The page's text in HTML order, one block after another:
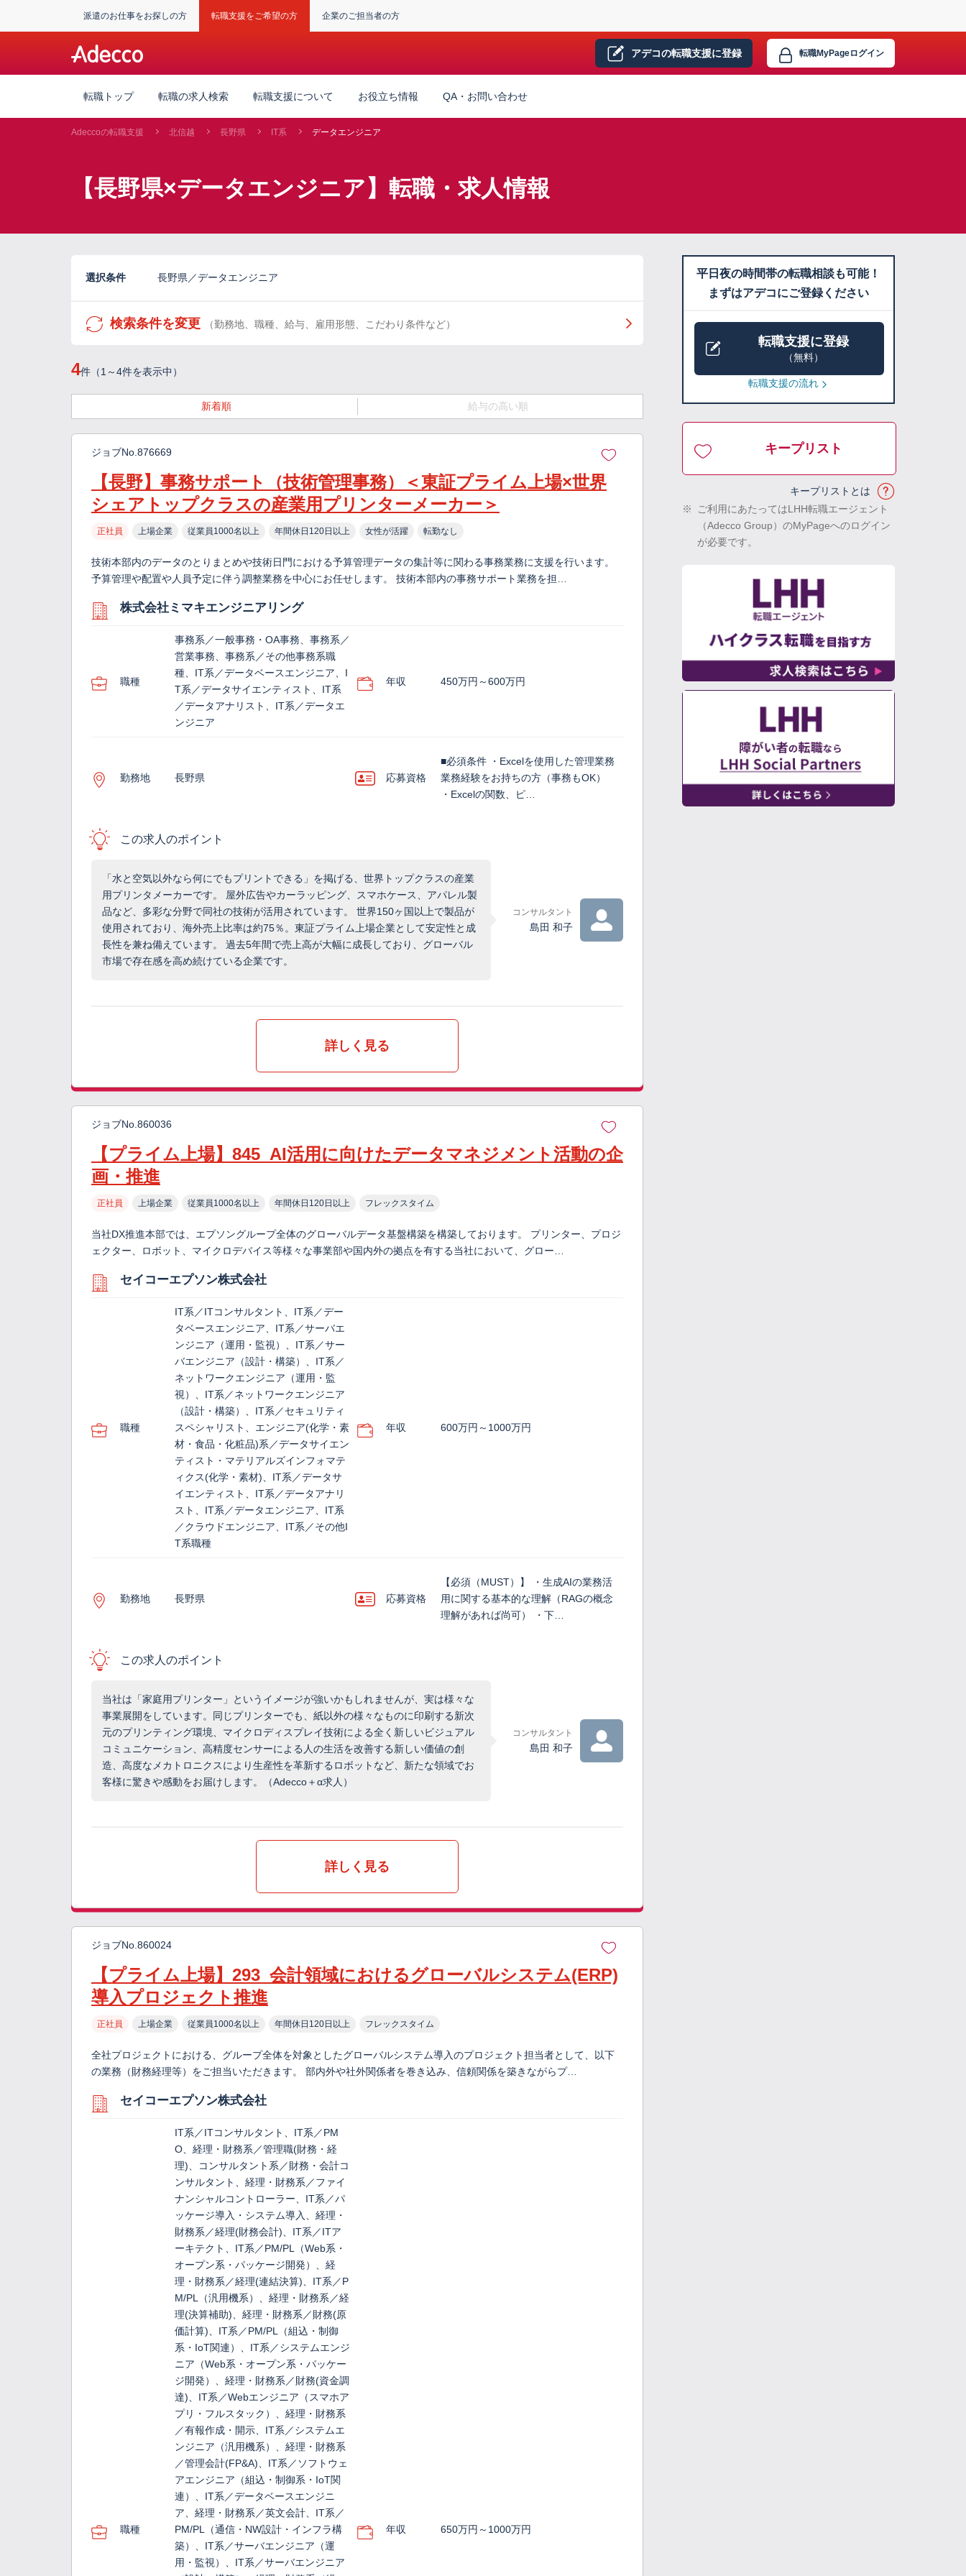
派遣のお仕事をお探しの方 転職支援をご希望の方 企業のご担当者の方
アデコの転職支援に登録 転職MyPageログイン
転職トップ 転職の求人検索 転職支援について お役立ち情報 QA・お問い合わせ
Adeccoの転職支援 北信越 長野県 IT系 データエンジニア
【長野県×データエンジニア】転職・求人情報
選択条件 長野県／データエンジニア
検索条件を変更 （勤務地、職種、給与、雇用形態、こだわり条件など）
4件（1～4件を表示中）
新着順 給与の高い順
ジョブNo.876669
【長野】事務サポート（技術管理事務）＜東証プライム上場×世界
シェアトップクラスの産業用プリンターメーカー＞
正社員 上場企業 従業員1000名以上 年間休日120日以上 女性が活躍 転勤なし
技術本部内のデータのとりまとめや技術日門における予算管理データの集計等に関わる事務業務に支援を行います。
予算管理や配置や人員予定に伴う調整業務を中心にお任せします。 技術本部内の事務サポート業務を担…
株式会社ミマキエンジニアリング
職種
事務系／一般事務・OA事務、事務系／
営業事務、事務系／その他事務系職
種、IT系／データベースエンジニア、I
T系／データサイエンティスト、IT系
／データアナリスト、IT系／データエ
ンジニア
年収 450万円～600万円
勤務地 長野県 応募資格
■必須条件 ・Excelを使用した管理業務
業務経験をお持ちの方（事務もOK）
・Excelの関数、ピ…
この求人のポイント
「水と空気以外なら何にでもプリントできる」を掲げる、世界トップクラスの産業
用プリンタメーカーです。 屋外広告やカーラッピング、スマホケース、アパレル製
品など、多彩な分野で同社の技術が活用されています。 世界150ヶ国以上で製品が
使用されており、海外売上比率は約75％。東証プライム上場企業として安定性と成
長性を兼ね備えています。 過去5年間で売上高が大幅に成長しており、グローバル
市場で存在感を高め続けている企業です。
コンサルタント
島田 和子
詳しく見る
ジョブNo.860036
【プライム上場】845_AI活用に向けたデータマネジメント活動の企
画・推進
正社員 上場企業 従業員1000名以上 年間休日120日以上 フレックスタイム
当社DX推進本部では、エプソングループ全体のグローバルデータ基盤構築を構築しております。 プリンター、プロジ
ェクター、ロボット、マイクロデバイス等様々な事業部や国内外の拠点を有する当社において、グロー…
セイコーエプソン株式会社
職種
IT系／ITコンサルタント、IT系／デー
タベースエンジニア、IT系／サーバエ
ンジニア（運用・監視）、IT系／サー
バエンジニア（設計・構築）、IT系／
ネットワークエンジニア（運用・監
視）、IT系／ネットワークエンジニア
（設計・構築）、IT系／セキュリティ
スペシャリスト、エンジニア(化学・素
材・食品・化粧品)系／データサイエン
ティスト・マテリアルズインフォマテ
ィクス(化学・素材)、IT系／データサ
イエンティスト、IT系／データアナリ
スト、IT系／データエンジニア、IT系
／クラウドエンジニア、IT系／その他I
T系職種
年収 600万円～1000万円
勤務地 長野県 応募資格
【必須（MUST）】 ・生成AIの業務活
用に関する基本的な理解（RAGの概念
理解があれば尚可） ・下…
この求人のポイント
当社は「家庭用プリンター」というイメージが強いかもしれませんが、実は様々な
事業展開をしています。同じプリンターでも、紙以外の様々なものに印刷する新次
元のプリンティング環境、マイクロディスプレイ技術による全く新しいビジュアル
コミュニケーション、高精度センサーによる人の生活を改善する新しい価値の創
造、高度なメカトロニクスにより生産性を革新するロボットなど、新たな領域でお
客様に驚きや感動をお届けします。（Adecco＋α求人）
コンサルタント
島田 和子
詳しく見る
ジョブNo.860024
【プライム上場】293_会計領域におけるグローバルシステム(ERP)
導入プロジェクト推進
正社員 上場企業 従業員1000名以上 年間休日120日以上 フレックスタイム
全社プロジェクトにおける、グループ全体を対象としたグローバルシステム導入のプロジェクト担当者として、以下
の業務（財務経理等）をご担当いただきます。 部内外や社外関係者を巻き込み、信頼関係を築きながらプ…
セイコーエプソン株式会社
職種
IT系／ITコンサルタント、IT系／PM
O、経理・財務系／管理職(財務・経
理)、コンサルタント系／財務・会計コ
ンサルタント、経理・財務系／ファイ
ナンシャルコントローラー、IT系／パ
ッケージ導入・システム導入、経理・
財務系／経理(財務会計)、IT系／ITア
ーキテクト、IT系／PM/PL（Web系・
オープン系・パッケージ開発）、経
理・財務系／経理(連結決算)、IT系／P
M/PL（汎用機系）、経理・財務系／経
理(決算補助)、経理・財務系／財務(原
価計算)、IT系／PM/PL（組込・制御
系・IoT関連）、IT系／システムエンジ
ニア（Web系・オープン系・パッケー
ジ開発）、経理・財務系／財務(資金調
達)、IT系／Webエンジニア（スマホア
プリ・フルスタック）、経理・財務系
／有報作成・開示、IT系／システムエ
ンジニア（汎用機系）、経理・財務系
／管理会計(FP&A)、IT系／ソフトウェ
アエンジニア（組込・制御系・IoT関
連）、IT系／データベースエンジニ
ア、経理・財務系／英文会計、IT系／
PM/PL（通信・NW設計・インフラ構
築）、IT系／サーバエンジニア（運
用・監視）、IT系／サーバエンジニア
年収 650万円～1000万円
平日夜の時間帯の転職相談も可能！
まずはアデコにご登録ください
転職支援に登録
（無料）
転職支援の流れ
キープリスト
キープリストとは
※
ご利用にあたってはLHH転職エージェント
（Adecco Group）のMyPageへのログイン
が必要です。